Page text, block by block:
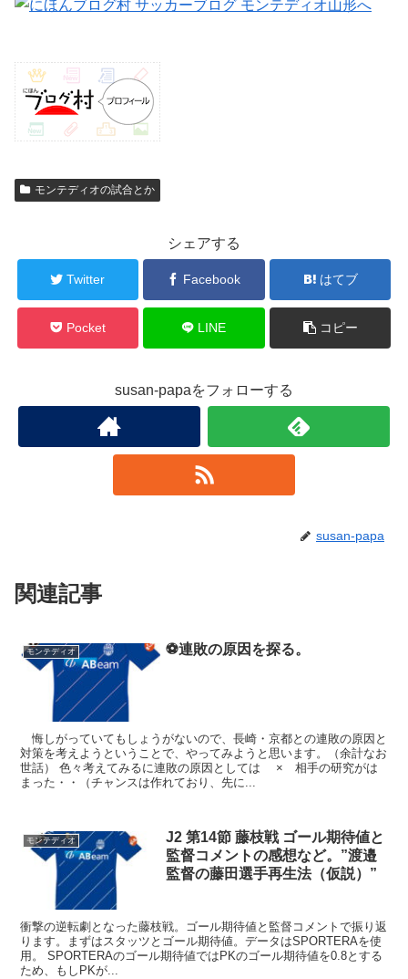
モンテディオの試合とか
シェアする
Twitter Facebook はてブ
Pocket LINE コピー
susan-papaをフォローする
susan-papa
関連記事
モンテディオ ⚽連敗の原因を探る。
悔しがっていてもしょうがないので、長崎・京都との連敗の原因と
対策を考えようということで、やってみようと思います。（余計なお
世話） 色々考えてみるに連敗の原因としては × 相手の研究がは
まった・・（チャンスは作れており、先に...
モンテディオ
J2 第14節 藤枝戦 ゴール期待値と
監督コメントの感想など。”渡邉
監督の藤田選手再生法（仮説）”
衝撃の逆転劇となった藤枝戦。ゴール期待値と監督コメントで振り返
ります。まずはスタッツとゴール期待値。データはSPORTERAを使
用。 SPORTERAのゴール期待値ではPKのゴール期待値を0.8とする
ため、もしPKが...